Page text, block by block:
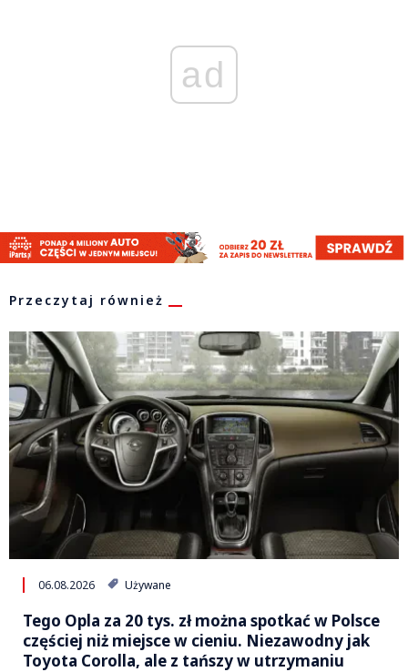
ad
Przeczytaj również
06.08.2026 Używane
Tego Opla za 20 tys. zł można spotkać w Polsce
częściej niż miejsce w cieniu. Niezawodny jak
Toyota Corolla, ale z tańszy w utrzymaniu